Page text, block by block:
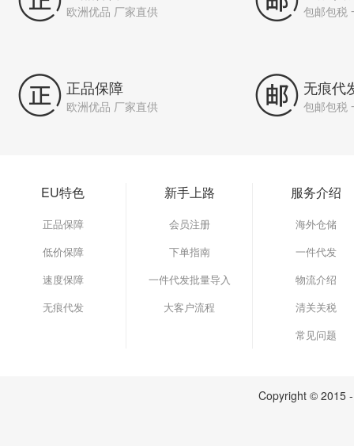
欧洲优品 厂家直供 包邮包税
 正品保障
欧洲优品 厂家直供  无痕代
包邮包税
EU特色
正品保障
低价保障
速度保障
无痕代发
新手上路
会员注册
下单指南
一件代发批量导入
大客户流程
服务介绍
海外仓储
一件代发
物流介绍
清关关税
常见问题
Copyright © 2015